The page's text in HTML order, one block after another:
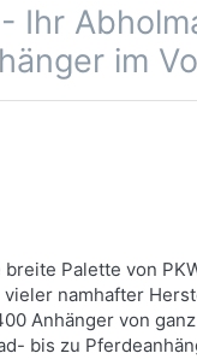
- Ihr
im
Palette von
namhafter
Anhänger von
bis zu